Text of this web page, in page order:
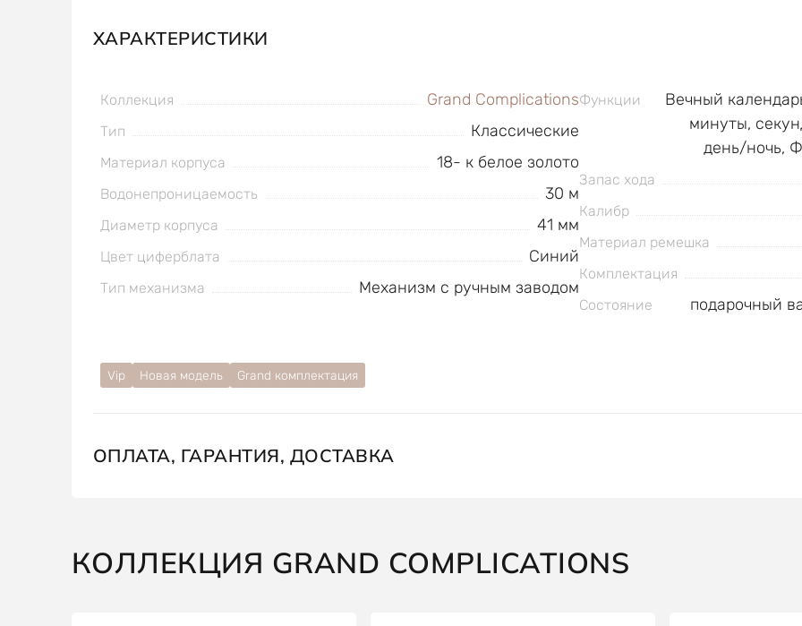
ХАРАКТЕРИСТИКИ
Коллекция Grand Complications
Тип Классические
Материал корпуса 18- к белое золото
Водонепроницаемость 30 м
Диаметр корпуса 41 мм
Цвет циферблата Синий
Тип механизма Механизм с ручным заводом
Функции
Вечный
минуты,
день/ночь,
Запас хода
Калибр
Материал ремешка
Комплектация
Состояние
подарочный
Vip Новая модель Grand комплектация
ОПЛАТА, ГАРАНТИЯ, ДОСТАВКА
КОЛЛЕКЦИЯ GRAND COMPLICATIONS